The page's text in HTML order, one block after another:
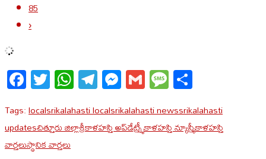
85
›
Facebook
Twitter
WhatsApp
Telegram
Messenger
GmailMessage
Tags:localsrikalahasti localsrikalahasti newssrikalahasti
updatesచిత్తూరు జిల్లాశ్రీకాళహస్తి అప్‌డేట్స్శ్రీకాళహస్తి న్యూస్శ్రీకాళహస్తి
వార్తలుస్థానిక వార్తలు